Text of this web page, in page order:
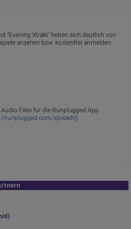
"Evening Xtrakt" heben sich deutlich von
ansehen bzw. kostenfrei anmelden.
Files für die Runplugged App
runplugged.com/spreadit)
d)